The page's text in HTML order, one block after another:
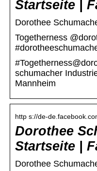
Startseite |
Dorothee
Togetherness
schumacher
Mannheim
http s://de-
Dorothee
Startseite |
Dorothee